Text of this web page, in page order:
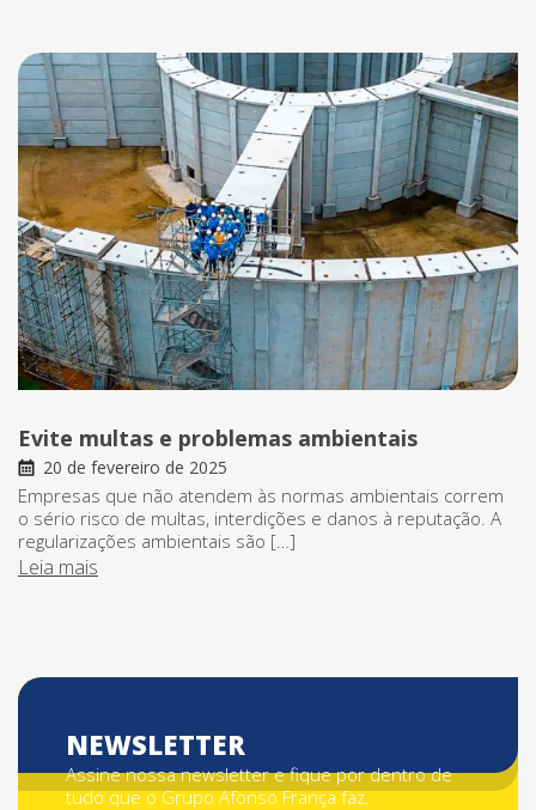
Evite multas e problemas ambientais
20 de fevereiro de 2025
Empresas que não atendem às normas ambientais correm
o sério risco de multas, interdições e danos à reputação. A
regularizações ambientais são […]
Leia mais
NEWSLETTER
Assine nossa newsletter e fique por dentro de
tudo que o Grupo Afonso França faz.